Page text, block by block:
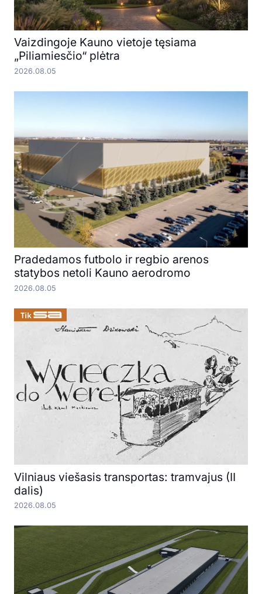
Vaizdingoje Kauno vietoje tęsiama
„Piliamiesčio“ plėtra
2026.08.05
Pradedamos futbolo ir regbio arenos
statybos netoli Kauno aerodromo
2026.08.05
Vilniaus viešasis transportas: tramvajus (II
dalis)
2026.08.05